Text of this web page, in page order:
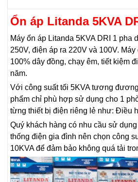
Ổn áp Litanda 5KVA
Máy ổn áp Litanda 5KVA DRI 1 pha
250V, điện áp ra 220V và 100V.
100% dây đồng, chạy êm, tiết kiệm
năm.
Với công suất tối 5KVA tương
phẩm chỉ phù hợp sử dụng cho 1
từng thiết bị điện riêng lẻ như: Điều
Quý khách hàng có nhu cầu sử
thống điện gia đình nên chọn công
10KVA để đảm bảo không quá tải